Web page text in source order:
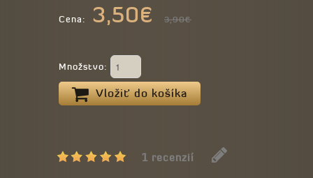
Cena: 3,50€ 3,90€
Množstvo:
Vložiť do košíka
1 recenzií